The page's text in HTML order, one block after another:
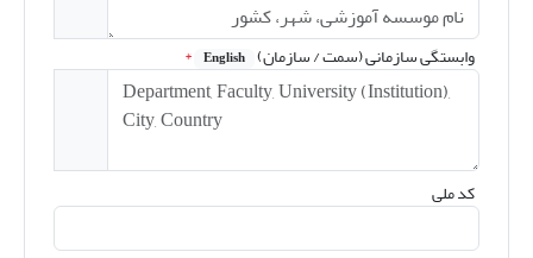
وابستگی سازمانی (سمت / سازمان) English
*
کد ملی